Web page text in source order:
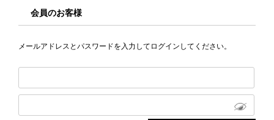
会員のお客様
メールアドレスとパスワードを入力してログインしてください。